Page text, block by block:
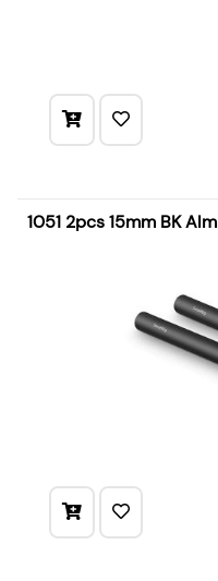
1051 2pcs 15mm BK